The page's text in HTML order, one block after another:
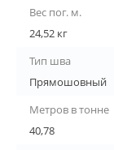
Вес пог. м.
24,52 кг
Тип шва
Прямошовный
Метров в тонне
40,78